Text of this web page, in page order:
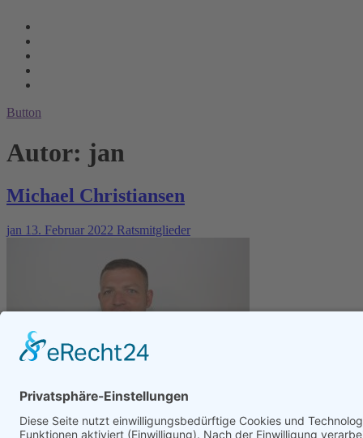
Button
Autor: jan
Michael Christiansen
jan 13. Februar 2022 Ratsmitglieder
Mitglied im Gemeinderat Drage und im Samtgemeinderat